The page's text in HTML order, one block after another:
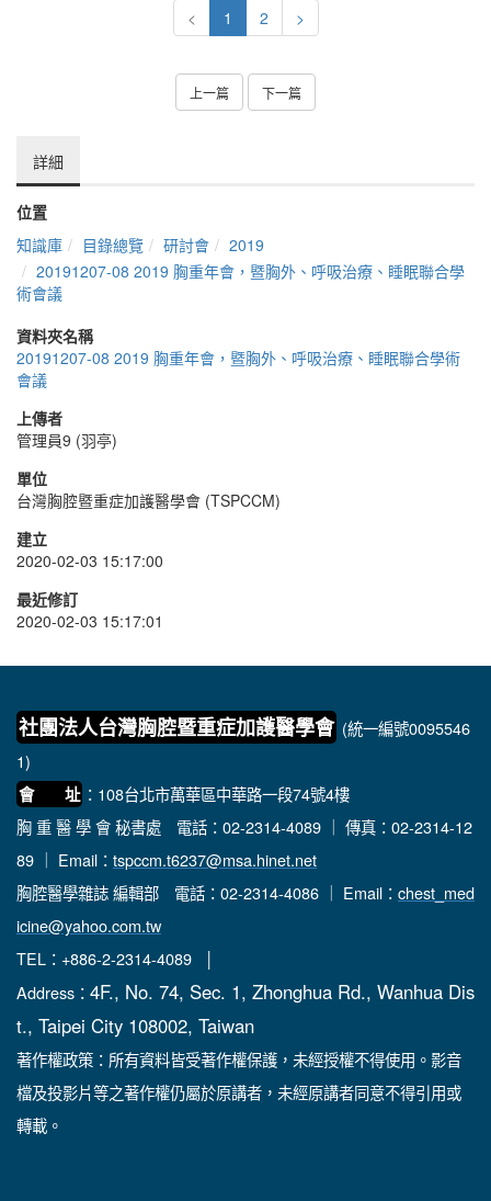
< 1 2 >
上一篇 下一篇
詳細
位置
知識庫
目錄總覽 研討會
2019
20191207-08 2019 胸重年會，暨胸外、呼吸治療、睡眠聯合學
術會議
資料夾名稱
20191207-08 2019 胸重年會，暨胸外、呼吸治療、睡眠聯合學術
會議
上傳者
管理員9 (羽亭)
單位
台灣胸腔暨重症加護醫學會 (TSPCCM)
建立
2020-02-03 15:17:00
最近修訂
2020-02-03 15:17:01
社團法人台灣胸腔暨重症加護醫學會 (統一編號0095546
1)
會 址 ：108台北市萬華區中華路一段74號4樓
胸 重 醫 學 會 秘書處 電話：02-2314-4089 ｜ 傳真：02-2314-12
89 ｜ Email： tspccm.t6237@msa.hinet.net
胸腔醫學雜誌 編輯部 電話：02-2314-4086 ｜ Email： chest_med
icine@yahoo.com.tw
TEL：+886-2-2314-4089 │
Address： 4F., No. 74, Sec. 1, Zhonghua Rd., Wanhua Dis
t., Taipei City 108002, Taiwan
著作權政策：所有資料皆受著作權保護，未經授權不得使用。影音
檔及投影片等之著作權仍屬於原講者，未經原講者同意不得引用或
轉載。